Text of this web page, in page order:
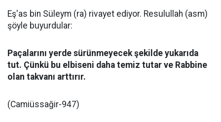
Eş'as bin Süleym (ra) rivayet ediyor. Resulullah (asm)
şöyle buyurdular:
Paçalarını yerde sürünmeyecek şekilde yukarıda
tut. Çünkü bu elbiseni daha temiz tutar ve Rabbine
olan takvanı arttırır.
(Camiüssağir-947)